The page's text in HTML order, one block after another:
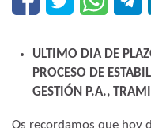
ULTIMO DIA DE
PROCESO DE
GESTIÓN P.A.,